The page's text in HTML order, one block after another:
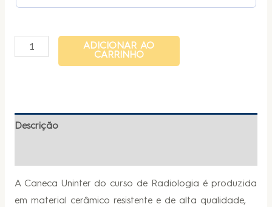
ADICIONAR AO
CARRINHO
Descrição
A Caneca Uninter do curso de Radiologia é produzida
em material cerâmico resistente e de alta qualidade,